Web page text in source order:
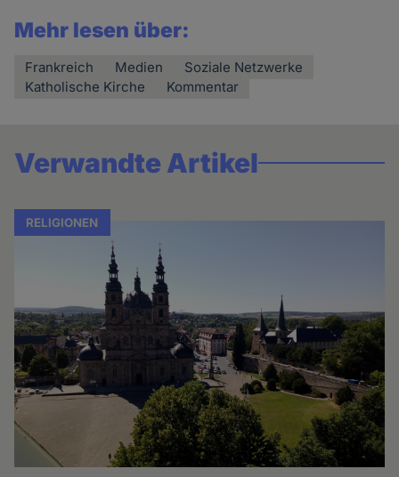
Mehr lesen über:
Frankreich Medien
Soziale Netzwerke
Katholische Kirche
Kommentar
Verwandte Artikel
RELIGIONEN